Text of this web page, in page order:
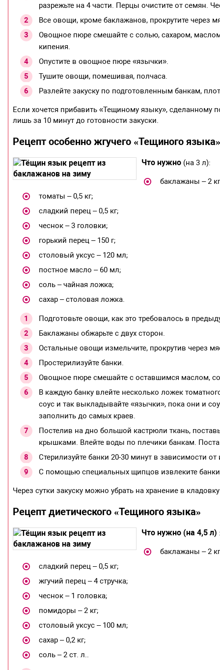
разрежьте на 4 части. Перцы очистите от семян.
Все овощи, кроме баклажанов, прокрутите через
Овощное пюре смешайте с солью, сахаром,
кипения.
Опустите в овощное пюре «язычки».
Тушите овощи, помешивая, полчаса.
Разлейте закуску по подготовленным банкам,
Если хочется прибавить «Тещиному языку», сделанному
лишь за 10 минут до готовности закуски.
Рецепт особенно жгучего «Тещиного
Что нужно (на 3 л):
баклажаны – 2
томаты – 0,5 кг;
сладкий перец – 0,5 кг;
чеснок – 3 головки;
горький перец – 150 г;
столовый уксус – 120 мл;
постное масло – 60 мл;
соль – чайная ложка;
сахар – столовая ложка.
Подготовьте овощи, как это требовалось в
Баклажаны обжарьте с двух сторон.
Остальные овощи измельчите, прокрутив через
Простерилизуйте банки.
Овощное пюре смешайте с оставшимся маслом,
В каждую банку влейте несколько ложек
соус и так выкладывайте «язычки», пока они и
заполнить до самых краев.
Постелив на дно большой кастрюли ткань,
крышками. Влейте воды по плечики банкам.
Стерилизуйте банки 20-30 минут в зависимости
С помощью специальных щипцов извлеките банки
Через сутки закуску можно убрать на хранение в
Рецепт диетического «Тещиного языка»
Что нужно (на 4,5 л)
баклажаны – 2
сладкий перец – 0,5 кг;
жгучий перец – 4 стручка;
чеснок – 1 головка;
помидоры – 2 кг;
столовый уксус – 100 мл;
сахар – 0,2 кг;
соль – 2 ст. л..